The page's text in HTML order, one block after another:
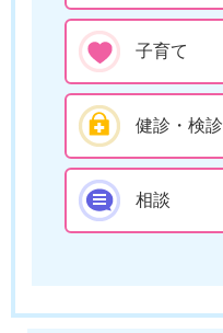
子育て
健診・検診
相談